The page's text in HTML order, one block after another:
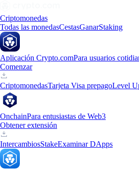
Criptomonedas
Todas las monedasCestasGanarStaking
Aplicación Crypto.comPara usuarios
Comenzar
CriptomonedasTarjeta Visa prepagoLevel
OnchainPara entusiastas de Web3
Obtener extensión
IntercambiosStakeExaminar DApps